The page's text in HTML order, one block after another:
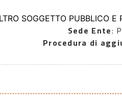
SOGGETTO PUBBLICO
Sede Ente:
Procedura di